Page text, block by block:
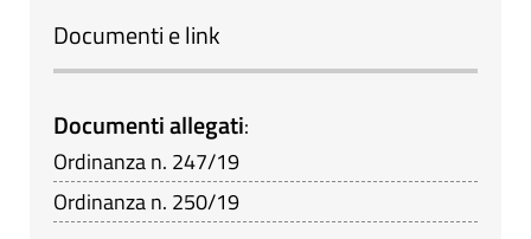
Documenti e link
Documenti allegati:
Ordinanza n. 247/19
Ordinanza n. 250/19